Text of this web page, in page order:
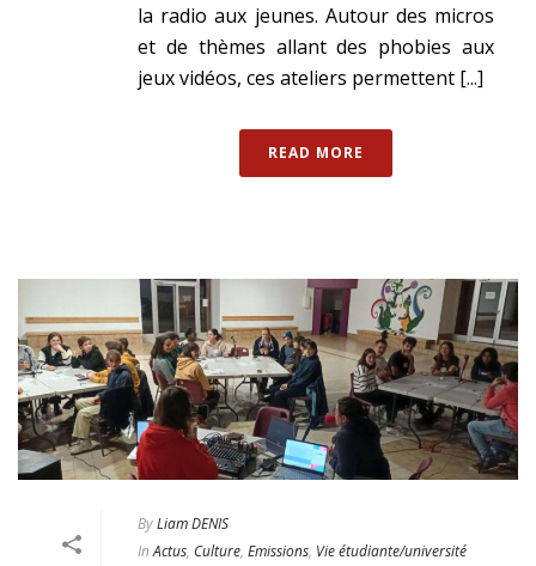
la radio aux jeunes. Autour des micros
et de thèmes allant des phobies aux
jeux vidéos, ces ateliers permettent [...]
READ MORE
ByLiam DENIS
In Actus, Culture, Emissions, Vie étudiante/université